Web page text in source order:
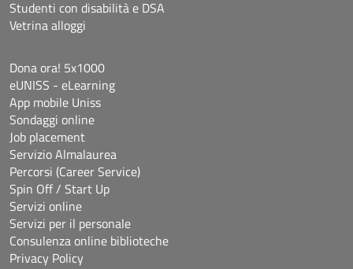
Studenti con disabilità e DSA
Vetrina alloggi
Dona ora! 5x1000
eUNISS - eLearning
App mobile Uniss
Sondaggi online
Job placement
Servizio Almalaurea
Percorsi (Career Service)
Spin Off / Start Up
Servizi online
Servizi per il personale
Consulenza online biblioteche
Privacy Policy